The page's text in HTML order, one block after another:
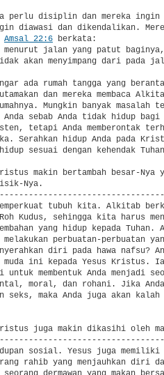
perlu disiplin dan mereka ingin
diawasi dan dikendalikan.
Amsal 22:6 berkata:
     "Didiklah orang muda menurut jalan yang patut baginya, maka pada
     masa tuanya pun ia tidak akan menyimpang dari pada jalan itu."

  Saya belum pernah mendengar ada rumah tangga yang berantakan jika
  di dalamnya, Kristus diutamakan dan mereka membaca Alkitab serta
  berdoa setiap hari di rumahnya. Mungkin banyak masalah tentang anak
  muda dalam rumah tangga Anda sebab Anda tidak hidup bagi Kristus.
  Orangtua Anda orang Kristen, tetapi Anda memberontak terhadap mereka
  dan membenci agama mereka. Serahkan hidup Anda pada Kristus, maka
  rumah tangga Anda akan hidup sesuai dengan kehendak Tuhan.

  Alkitab berkata bahwa Kristus makin bertambah besar-Nya yang
  menunjukkan kesehatan fisik-Nya.
  ------------------------------------------------------------
  Kita juga harus dapat memperkuat tubuh kita. Alkitab berkata bahwa
  tubuh kita adalah Bait Roh Kudus, sehingga kita harus menyerahkan
  tubuh kita sebagai persembahan yang hidup kepada Tuhan. Apakah hidup
  Anda kudus? Apakah Anda melakukan perbuatan-perbuatan yang merugikan
  tubuh Anda, misalnya menyerahkan diri pada hawa nafsu? Anda bisa
  menyerahkan energi masa muda ini kepada Yesus Kristus. Ia akan
  mempergunakan energi ini untuk membentuk Anda menjadi seorang yang
  kuat secara jasmani, mental, moral, dan rohani. Jika Anda kalah
  dalam perjuangan melawan seks, maka Anda juga akan kalah dalam
  perjuangan hidup.

  Alkitab berkata bahwa Kristus juga makin dikasihi oleh manusia.
  ---------------------------------------------------------------
  Inilah pertumbuhan kehidupan sosial. Yesus juga memiliki kehidupan
  sosial. Ia bukanlah seorang rahib yang menjauhkan diri dari setiap
  orang. Tidak, Ia adalah seorang dermawan yang makan bersama dengan
  pemungut cukai dan orang berdosa, menghadiri pesta perkawinan dan
  perjamuan makan bersama. Demikian pula terhadap kita, Ia juga
  menginginkan kita untuk hidup bermasyarakat, tetapi dengan cara yang
  benar. Tidak ada satu ayat pun dalam Alkitab yang menyebutkan bahwa
  Anda harus hidup dengan wajah sedih karena Anda orang Kristen.
  Tidak! Anda harus hidup dengan tersenyum, bergembira dengan cara
  yang sehat, dengan Kristus sebagai pusat kehidupan sosial Anda.
  Pergaulan kaum muda yang baik adalah pergaulan yang mengenal Yesus
  Kristus

  Yesus dapat masuk ke dalam kehidupan Anda dan menunjukkan
  kepribadian Anda yang sebenarnya serta menjadikan Anda seseorang
  yang menarik hati. Ia menaklukkan kekuatiran yang menghambat
  kehidupan sosial Anda. Ia menghilangkan sifat mementingkan diri
  sendiri yang ada pada Anda dan menjadikan Anda seseorang yang
  memancarkan sukacita yang melimpah ke dalam lingkungan pergaulan
  Anda. Seorang Kristen yang sejati memiliki kehidupan rohani di dalam
  dirinya, yang merupakan modal sosial. Saya tidak percaya seorang
  gadis akan benar-benar tampak cantik tanpa Kristus. Bagi kaum muda,
  Yesus Kristus dapat menegakkan pundakmu dan memberimu mata yang jeli
  dan wajah yang berseri-seri serta bersemangat. Ia bisa memberi
  sifat-sifat dalam hidupmu! Ia akan menjadikan dirimu sempurna
  sebagaimana yang engkau harapkan! Biarkan Ia yang mengendalikan
  hidupmu!

  Pada saat Yesus masih muda, Ia makin bertambah hikmat-Nya.
  ----------------------------------------------------------
  Seperti yang telah kita pelajari dan yang dikatakan Alkitab, kita
  harus bertumbuh dalam anugerah dan pengetahuan akan Yesus Kristus.
  "Takut akan Tuhan adalah permulaan pengetahuan", Tuhan memberi
  kebijaksanaan dan pengertian. Jika Anda datang kepada Kristus,
  pikiran Anda juga akan terlibat di dalamnya, karena Ia mempengaruhi
  seluruh kepribadian Anda. Ia menuntut pikiran dan kehidupan
  intelektual Anda, jadi serahkan semua itu kepada-Nya. Segala
  kebijaksanaan dunia ini adalah kebodohan bagi Tuhan, dan berita
  tentang salib kelihatannya sederhana saja bagi orang yang menganggap
  dirinya bijaksana, tetapi bagi kita yang diselamatkan, berita itu
  adalah kuasa Tuhan. Pelajarilah segala sesuatu yang dapat Anda
  pelajari, dan terutama pelajarilah Alkitab. Hal itu akan menjadikan
  Anda sebagai seorang Kristen yang lebih baik dan manusia yang lebih
  baik.

  Alkitab berkata bahwa Kristus makin dikasihi oleh Allah.
  --------------------------------------------------------
  Inilah bagian yang terpenting. Kristus juga makin dikasihi oleh
  Allah, artinya bahwa Ia bertumbuh secara rohani, Ia mempelajari
  Firman Tuhan, Ia berdoa kepada Bapa-Nya di surga. Kita tidak dapat
  bertumbuh secara rohani, kecuali jika kita tidak datang kepada
  Kristus untuk menerima hidup kekal. Adakah masa dalam hidup Anda
  dimana Anda berserah kepada-Nya? Sudahkah Yesus mengubah Anda,
  sehingga Anda dapat mengatasi pencobaan dan bertumbuh dalam hal
  rohani? Mungkin Anda sudah mencoba untuk hidup secara Kristen; juga
  Anda sudah berusaha mengatasi godaan ini atau itu, tetapi Anda
  gagal! Mengapa? Sebab Anda berusaha melakukannya dengan kekuatan
  Anda sendiri. Oleh karena itu, maka pertama-tama Anda harus datang
  kepada Kristus dan menerima-Nya dalam hidup Anda. Jika Anda telah
  berbuat demikian, maka Ia akan hidup dalam diri Anda dan memberi
  Anda semangat baru untuk hidup. Ia akan menolong Anda di mana pun
  Anda berada: di kampus, atau dengan teman-teman lama Anda, ataupun
  di rumah Anda.

  Datanglah kepada Yesus Kristus sekarang juga! Akuilah kegagalan
  Anda, kemudian bukalah hati Anda bagi-Nya! Ia akan menjadikan Anda
  seorang pemuda Kristen yang sebagaimana seharusnya dan seperti yang
  Anda harapkan.

-*- Sumber: -*-
  Judul Buku: Billy Graham Berwawancara dengan Kaum Muda
  Penulis   : Billy Graham
  Penerbit  : Lembaga Literatur Babtis, Bandung, 1982
  Halaman   : 33 - 38


*TELAGA *-*-*-*-*-*-*-*-*-*-*-*-*-*-*-*-*-*-*-*-*-*-*-*-*-*-* TELAGA*

  Memang ada ungkapan yang mengatakan bahwa masa muda adalah masa yang
  paling indah, tapi kita juga tahu jika pada masa muda itu kita
  membuat keputusan yang salah maka akibatnya bisa fatal. Jadi, masa
  muda adalah masa yang paling menentukan dalam hidup seseorang. Pada
  masa ini pemuda banyak mengalami pergumulan hidup dan tantangan.
  Seperti apakah pergumulan dan tantangan itu? Simak ringkasan tanya
  jawab di bawah ini bersama Pdt. Dr. Paul Gunadi, Ph.D.

                   -*- PEMUDA DAN TANTANGANNYA -*-

-----
  T: Hidup sebagai pemuda memang banyak tantangannya. Pemuda harus
     bergumul menentukan karier dan pasangan hidupnya. Ini merupakan
     bagian yang cukup sulit yang harus dihadapi oleh pemuda.
     Bagaimana dengan semua itu?

  J: Kita akan coba melihat dahulu tahapan sebelum masuk ke usia
     pemuda, yakni usia remaja. Apa yang terjadi di masa pemuda
     sebetulnya sudah mulai terjadi di masa remaja, dan di masa
     remajalah kita meletakkan fondasinya. Pada masa remaja itulah
     seseorang berkesempatan untuk membangun jati dirinya. Kalau dia
     berhasil menemukan dan membangun jati dirinya, dia menjadi
     seseorang yang mantap. Dia tahu kekurangannya, kelebihannya,
     kebisaannya, keterbatasannya, dan dia bisa merangkul semuanya itu
     dengan luwes. Kalau dia bisa menemukan ini semua, dia akan
     memasuki usia dewasa dan membangun keintiman. Sebaliknya, kalau
     dia tidak menemukan jati dirinya dan dia bingung terus dengan
     siapa dirinya waktu memasuki usia dewasa, bukannya keintiman yang
     dia bangun tetapi dia malah menarik diri, mengisolasi diri dari
     orang-orang yang sebetulnya mau dekat dengan dia karena tidak
     memiliki kepercayaan diri yang cukup. Ada orang yang mengisolasi
     dirinya secara blak-blakan dengan menyendiri, tidak mau bertemu
     dengan orang, dan teman-teman pun tidak punya. Tapi ada sebagian
     orang yang mengisolasi dirinya secara kamuflase, tidak terlihat,
     yaitu dengan menjadi orang yang sebetulnya sosial, banyak teman,
     bergaul, namun semua pertemanannya itu sangat dangkal. Dia
     menutup pintu, sehingga teman-temannya tidak bisa masuk dan
     mengenal siapa dia. Dia memisahkan diri dari lingkungannya
     sehingga tidak bisa menjalin keintiman. Faktor ini yang akan
     berpengaruh besar nantinya dalam hal kesiapan seseorang untuk
     berkeluarga. Sebab berkeluarga menuntut satu syarat, yaitu
     kemampuan kita untuk membagi hidup, untuk dekat dengan orang dan
     membiarkan orang dekat dengan kita.
-----
  T: Menyinggung masalah karakter seseorang, khususnya pemuda, ini
     bagaimana?

  J: Setia dan bertanggung jawab adalah dua karakter yang menjadi
     tantangan terbesar pemuda. Sebab pada masa inilah seorang pemuda
     itu diuji kesetiaannya. Misalnya, pada pacarnya bisa atau tidak
     dia itu setia. Setia ini juga berkaitan dengan pekerjaannya, jika
     dia sudah menekuni satu bidang yang dia memang cocok, apakah dia
     akan terlalu mudah tergiur dengan tawaran-tawaran yang lain. Di
     sinilah kesetiaan itu diuji. Selain kesetiaan, faktor bertanggung
     jawab juga akan menjadi ujian bagi pemuda. Apakah kita dengan
     mudah melepaskan tanggung jawab, berkelit dari tuntutan, pokoknya
     yang penting kita selamat, semua itu akan diuji pada masa pemuda
     ini. Kalau kita menaruh fondasi berkelit terus-menerus, cuci
     tangan terus-menerus, kita akan membawa kebiasaan ini untuk
     masa-masa selanjutnya. Tapi kalau dari masa pemuda kita sudah
     menetapkan kita mau bertanggung jawab, apa yang kita katakan kita
     pegang dan apa yang kita janjikan kita coba penuhi. Maka kita
     akan membawa fondasi ini masuk ke dalam karier kita nantinya.
-----
  T: Apakah ada contoh konkret di dalam Alkitab tentang orang-orang
     yang setia dan bertanggung jawab itu?

  J: Salah satu contoh yang menarik adalah kehidupan Yusuf. Yusuf
     adalah seseorang yang mengalami perubahan hidup cukup besar. Dan
     dapat dikatakan, kariernya juga tukar-menukar dengan cukup
     drastis. Waktu dia disuruh oleh ayahnya untuk menemui kakak-
     kakaknya yang sedang menjaga hewan, sebetulnya dia bisa langsung
     pulang sete